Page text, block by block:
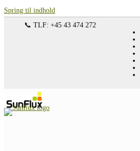
Spring til indhold
📞 TLF: +45 43 474 272